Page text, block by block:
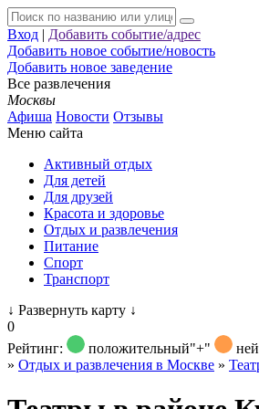
Вход | Добавить событие/адрес
Добавить новое событие/новость
Добавить новое заведение
Все развлечения
Москвы
Афиша Новости Отзывы
Меню сайта
Активный отдых
Для детей
Для друзей
Красота и здоровье
Отдых и развлечения
Питание
Спорт
Транспорт
↓ Развернуть карту ↓
0
Рейтинг:
положительный"+"
» Отдых и развлечения в Москве »